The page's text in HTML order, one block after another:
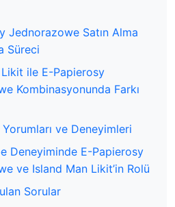
Jednorazowe Satın Alma
Süreci
ile E-Papierosy
Kombinasyonunda Farkı
ve Deneyimleri
Deneyiminde E-Papierosy
ve Island Man Likit’in Rolü
Sorular